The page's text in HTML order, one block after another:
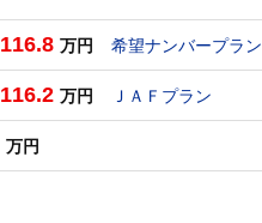
116.8 万円 希望ナンバープラン
116.2 万円 ＪＡＦプラン
万円